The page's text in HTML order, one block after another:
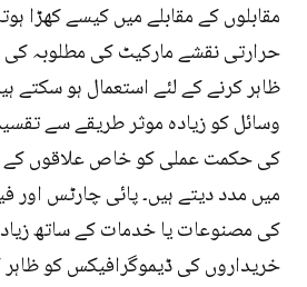
مقابلوں کے مقابلے میں کیسے کھڑا
حرارتی نقشے مارکیٹ کی مطلوبہ کی
ظاہر کرنے کے لئے استعمال ہو سکتے
وسائل کو زیادہ موثر طریقے سے
کی حکمت عملی کو خاص علاقوں کے
میں مدد دیتے ہیں۔ پائی چارٹس
کی مصنوعات یا خدمات کے ساتھ
خریداروں کی ڈیموگرافیکس کو